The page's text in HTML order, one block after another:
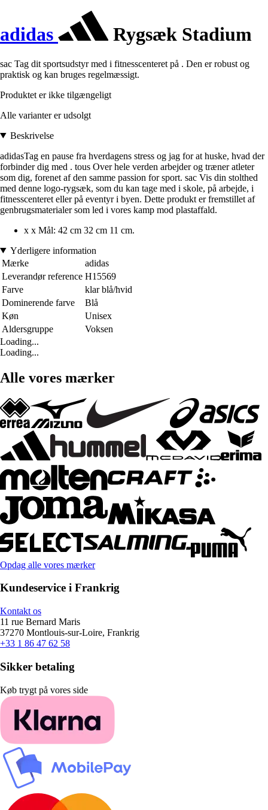
adidas Rygsæk Stadium
sac Tag dit sportsudstyr med i fitnesscenteret på . Den er robust og
praktisk og kan bruges regelmæssigt.
Produktet er ikke tilgængeligt
Alle varianter er udsolgt
Beskrivelse
adidasTag en pause fra hverdagens stress og jag for at huske, hvad der
forbinder dig med . tous Over hele verden arbejder og træner atleter
som dig, forenet af den samme passion for sport. sac Vis din stolthed
med denne logo-rygsæk, som du kan tage med i skole, på arbejde, i
fitnesscenteret eller på eventyr i byen. Dette produkt er fremstillet af
genbrugsmaterialer som led i vores kamp mod plastaffald.
x x Mål: 42 cm 32 cm 11 cm.
Yderligere information
Mærke
adidas
Leverandør reference H15569
Farve
klar blå/hvid
Dominerende farve
Blå
Køn
Unisex
Aldersgruppe
Voksen
Loading...
Loading...
Alle vores mærker
Opdag alle vores mærker
Kundeservice i Frankrig
Kontakt os
11 rue Bernard Maris
37270 Montlouis-sur-Loire, Frankrig
+33 1 86 47 62 58
Sikker betaling
Køb trygt på vores side